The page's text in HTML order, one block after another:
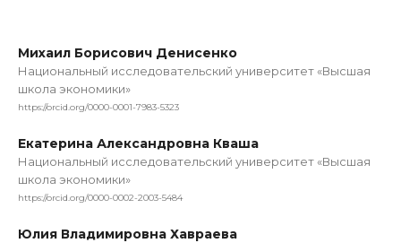
Михаил Борисович Денисенко
Национальный исследовательский университет «Высшая
школа экономики»
https://orcid.org/0000-0001-7983-5323
Екатерина Александровна Кваша
Национальный исследовательский университет «Высшая
школа экономики»
https://orcid.org/0000-0002-2003-5484
Юлия Владимировна Хавраева